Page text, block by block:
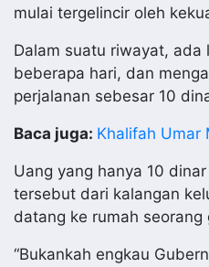
mulai tergelincir oleh
Dalam suatu riwayat, ada
beberapa hari, dan
perjalanan sebesar 10
Baca juga: Khalifah Umar
Uang yang hanya 10
tersebut dari kalangan
datang ke rumah
“Bukankah engkau